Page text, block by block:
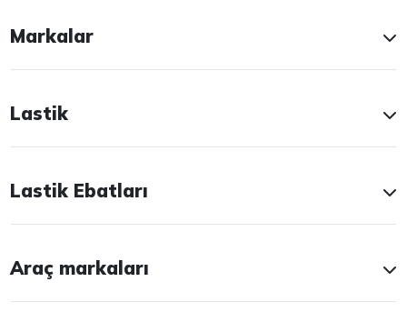
Markalar
Lastik
Lastik Ebatları
Araç markaları